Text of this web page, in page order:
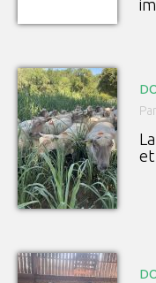
et